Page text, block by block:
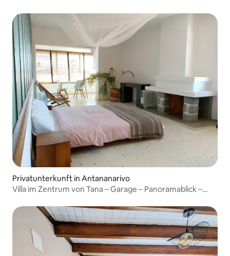
Privatunterkunft in Antananarivo
Villa im Zentrum von Tana – Garage – Panoramablick –